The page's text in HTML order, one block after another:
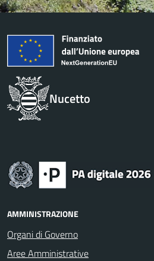
Nucetto
AMMINISTRAZIONE
Organi di Governo
Aree Amministrative